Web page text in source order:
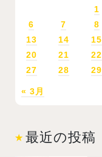
« 3月
1
6
7 8
13
14 15
20
21 22
27
28 29
最近の投稿